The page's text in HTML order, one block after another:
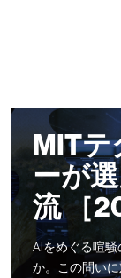
MITテ
ーが
流 ［
AIをめぐる喧
か。この問い